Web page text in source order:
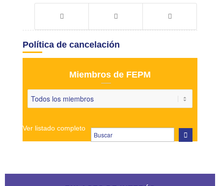
Política de cancelación
Miembros de FEPM
Ver listado completo